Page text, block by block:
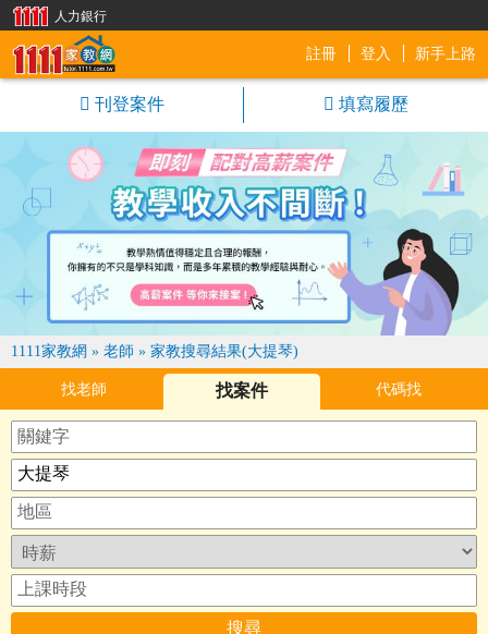
註冊 登入 新手上路
刊登案件 填寫履歷
1111家教網 » 老師 » 家教搜尋結果(大提琴)
找老師 找案件 代碼找
人力銀行